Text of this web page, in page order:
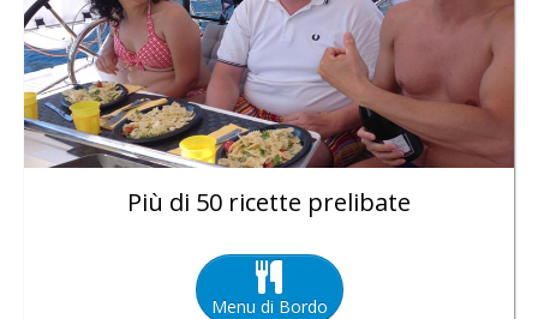
Più di 50 ricette prelibate
Menu di Bordo